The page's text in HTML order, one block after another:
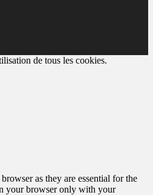
de tous les cookies.
as they are essential for the
your browser only with your